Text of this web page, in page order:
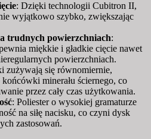
: Dzięki technologii Cubitron II,
wyjątkowo szybko, zwiększając
trudnych powierzchniach:
miękkie i gładkie cięcie nawet
powierzchniach.
zużywają się równomiernie,
końcówki minerału ściernego, co
przez cały czas użytkowania.
: Poliester o wysokiej gramaturze
na siłę nacisku, co czyni dysk
zastosowań.